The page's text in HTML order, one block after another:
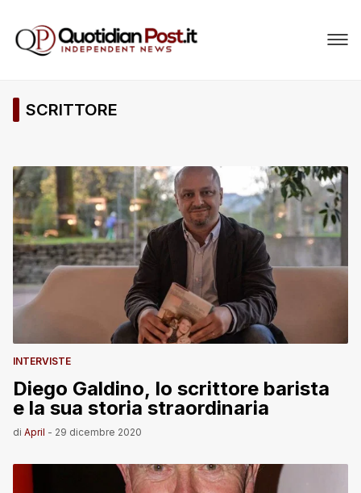
SCRITTORE
INTERVISTE
Diego Galdino, lo scrittore barista
e la sua storia straordinaria
di April - 29 dicembre 2020